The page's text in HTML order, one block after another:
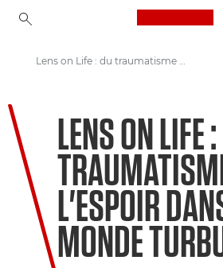
Bienvenue dans VIEW
Lens on Life : du traumatisme à l'espoir dans un monde turbulent
LENS ON LIFE
L'ESPOIR
MONDE